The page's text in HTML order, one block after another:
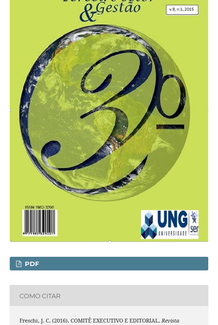
PDF
COMO CITAR
Freschi, J. C. (2016). COMITÊ EXECUTIVO E EDITORIAL. Revista